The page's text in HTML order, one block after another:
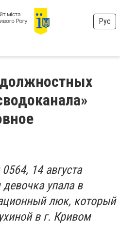
Рус
14 августа
девочка упала в
люк, который
в г. Кривом